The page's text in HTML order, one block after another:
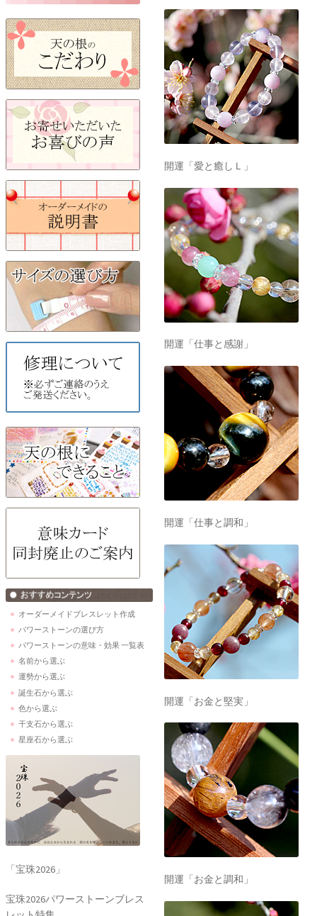
オーダーメイドブレスレット作成
パワーストーンの選び方
パワーストーンの意味・効果 一覧表
名前から選ぶ
運勢から選ぶ
誕生石から選ぶ
色から選ぶ
干支石から選ぶ
星座石から選ぶ
「宝珠2026」
宝珠2026パワーストーンブレス
開運「愛と癒しＬ」
開運「仕事と感謝」
開運「仕事と調和」
開運「お金と堅実」
開運「お金と調和」